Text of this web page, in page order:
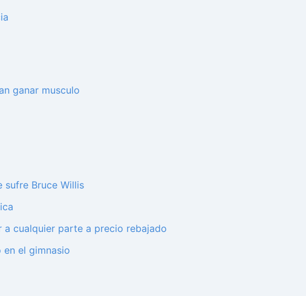
ganar musculo
sufre Bruce Willis
cualquier parte a precio rebajado
el gimnasio